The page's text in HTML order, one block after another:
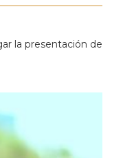
la presentación de